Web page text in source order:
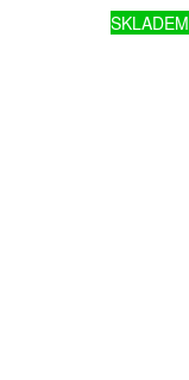
SKLADEM